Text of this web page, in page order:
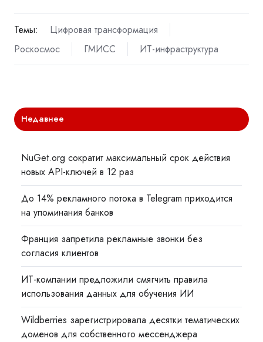
Темы:
Цифровая трансформация
Роскосмос
ГМИСС ИТ-инфраструктура
Недавнее
NuGet.org сократит максимальный срок действия
новых API-ключей в 12 раз
До 14% рекламного потока в Telegram приходится
на упоминания банков
Франция запретила рекламные звонки без
согласия клиентов
ИТ-компании предложили смягчить правила
использования данных для обучения ИИ
Wildberries зарегистрировала десятки тематических
доменов для собственного мессенджера